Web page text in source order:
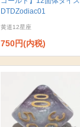
DTDZodiac01
黄道12星座
750円(内税)